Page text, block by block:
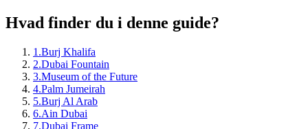
Hvad finder du i denne guide?
1 .Burj Khalifa
2.Dubai Fountain
3.Museum of the Future
4.Palm Jumeirah
5.Burj Al Arab
6.Ain Dubai
7.Dubai Frame